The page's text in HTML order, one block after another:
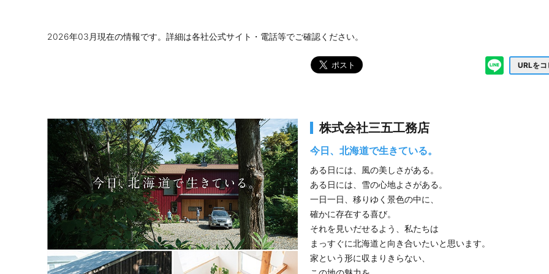
2026年03月現在の情報です。詳細は各社公式サイト・電話等でご確認ください。
URLをコ
株式会社三五工務店
今日、北海道で生きている。
ある日には、風の美しさがある。
ある日には、雪の心地よさがある。
一日一日、移りゆく景色の中に、
確かに存在する喜び。
それを見いだせるよう、私たちは
まっすぐに北海道と向き合いたいと思います。
家という形に収まりきらない、